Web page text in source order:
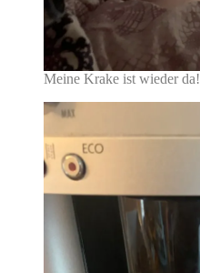
Meine Krake ist wieder da!